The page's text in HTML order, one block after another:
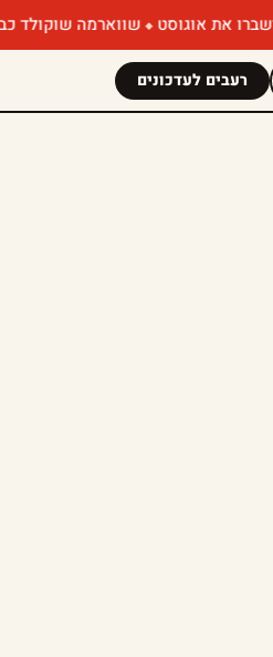
שווארמה שוקולד כבר ניסיתם?
רעבים לעדכונים